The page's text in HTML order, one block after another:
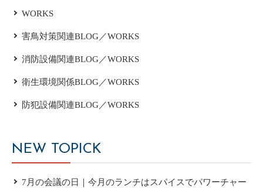
WORKS
害鳥対策関連BLOG／WORKS
消防設備関連BLOG／WORKS
衛生環境関係BLOG／WORKS
防犯設備関連BLOG／WORKS
NEW TOPICK
7月の会議の日｜今月のランチはスパイスでパワーチャー